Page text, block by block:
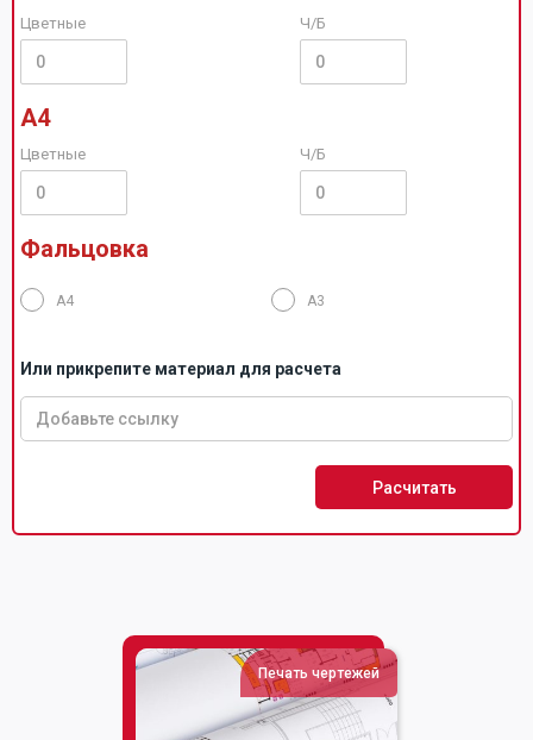
Цветные Ч/Б
А4
Цветные Ч/Б
Фальцовка
А4 А3
Или прикрепите материал для расчета
Расчитать
Печать чертежей